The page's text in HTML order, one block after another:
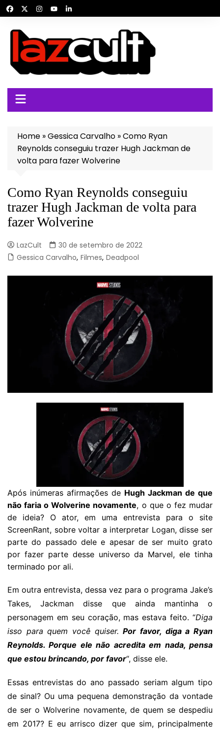
para
conteúdo
Home »Gessica Carvalho »Como Ryan
Reynolds conseguiu trazer Hugh Jackman de
volta para fazer Wolverine
Como Ryan Reynolds conseguiu
trazer Hugh Jackman de volta para
fazer Wolverine
LazCult
30 de setembro de 2022
Gessica Carvalho, Filmes, Deadpool
Após inúmeras afirmações de Hugh Jackman de que
não faria o Wolverine novamente, o que o fez mudar
de ideia? O ator, em uma entrevista para o site
ScreenRant, sobre voltar a interpretar Logan, disse ser
parte do passado dele e apesar de ser muito grato
por fazer parte desse universo da Marvel, ele tinha
terminado por ali.
Em outra entrevista, dessa vez para o programa Jake’s
Takes, Jackman disse que ainda mantinha o
personagem em seu coração, mas estava feito. “Diga
isso para quem você quiser.Por favor, diga a Ryan
Reynolds. Porque ele não acredita em nada, pensa
que estou brincando, por favor“, disse ele.
Essas entrevistas do ano passado seriam algum tipo
de sinal? Ou uma pequena demonstração da vontade
de ser o Wolverine novamente, de quem se despediu
em 2017? E eu arrisco dizer que sim, principalmente